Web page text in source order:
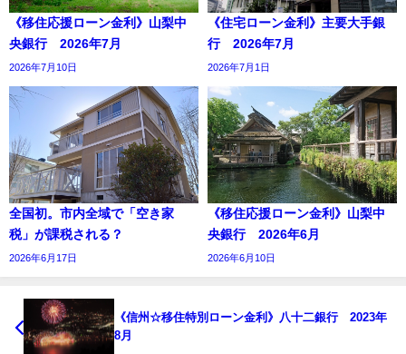
《移住応援ローン金利》山梨中
央銀行 2026年7月
2026年7月10日
《住宅ローン金利》主要大手銀
行 2026年7月
2026年7月1日
全国初。市内全域で「空き家
税」が課税される？
2026年6月17日
《移住応援ローン金利》山梨中
央銀行 2026年6月
2026年6月10日
《信州☆移住特別ローン金利》八十二銀行 2023年
8月